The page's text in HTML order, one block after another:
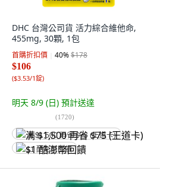
DHC 台灣公司貨 活力綜合維他命,
455mg, 30顆, 1包
首購折扣價 40%$178
$106
($3.53/1錠)
明天 8/9 (日) 預計送達
(1720)
满 $1,500 再省 $75 (王道卡)
$1 酷澎幣回饋